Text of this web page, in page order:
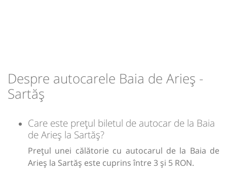
Despre autocarele Baia de Arieș -
Sartăș
Care este prețul biletul de autocar de la Baia
de Arieș la Sartăș?
Prețul unei călătorie cu autocarul de la Baia de
Arieș la Sartăș este cuprins între 3 și 5 RON.